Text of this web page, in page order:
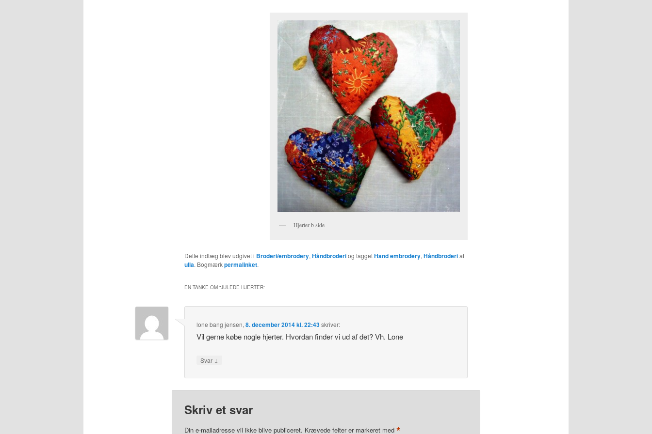
Hjerter b side
Dette indlæg blev udgivet i Broderi/embrodery, Håndbroderiog taggetHand embrodery, Håndbroderiaf
ulla. Bogmærkpermalinket.
EN TANKE OM “JULEDE HJERTER”
lone bang jensen,8. december 2014 kl. 22:43skriver:
Vil gerne købe nogle hjerter. Hvordan finder vi ud af det? Vh. Lone
Svar ↓
Skriv et svar
Din e-mailadresse vil ikke blive publiceret. Krævede felter er markeret med *